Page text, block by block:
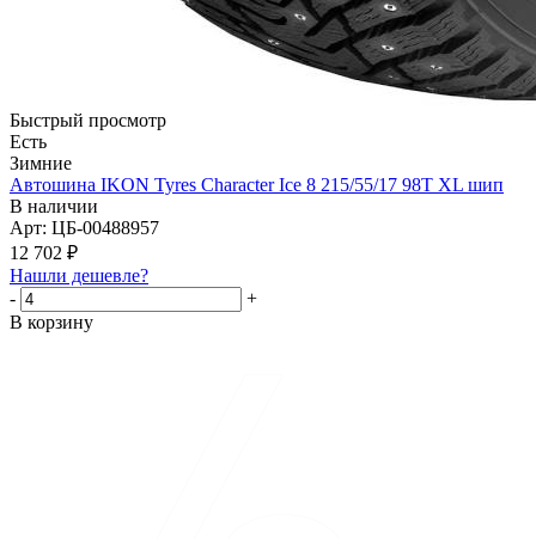
Быстрый просмотр
Есть
Зимние
Автошина IKON Tyres Character Ice 8 215/55/17 98T XL шип
В наличии
Арт: ЦБ-00488957
12 702 ₽
Нашли дешевле?
-
+
В корзину